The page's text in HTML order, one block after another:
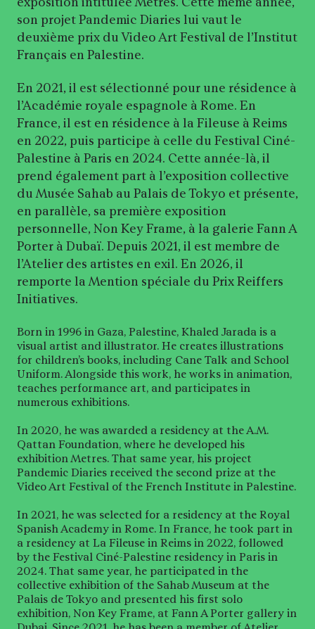
son projet Pandemic Diaries lui vaut le
deuxième prix du Video Art Festival de l’Institut
Français en Palestine.
En 2021, il est sélectionné pour une résidence à
l’Académie royale espagnole à Rome. En
France, il est en résidence à la Fileuse à Reims
en 2022, puis participe à celle du Festival Ciné-
Palestine à Paris en 2024. Cette année-là, il
prend également part à l’exposition collective
du Musée Sahab au Palais de Tokyo et présente,
en parallèle, sa première exposition
personnelle, Non Key Frame, à la galerie Fann A
Porter à Dubaï. Depuis 2021, il est membre de
l’Atelier des artistes en exil. En 2026, il
remporte la Mention spéciale du Prix Reiffers
Initiatives.
Born in 1996 in Gaza, Palestine, Khaled Jarada is a
visual artist and illustrator. He creates illustrations
for children’s books, including Cane Talk and School
Uniform. Alongside this work, he works in animation,
teaches performance art, and participates in
numerous exhibitions.
In 2020, he was awarded a residency at the A.M.
Qattan Foundation, where he developed his
exhibition Metres. That same year, his project
Pandemic Diaries received the second prize at the
Video Art Festival of the French Institute in Palestine.
In 2021, he was selected for a residency at the Royal
Spanish Academy in Rome. In France, he took part in
a residency at La Fileuse in Reims in 2022, followed
by the Festival Ciné-Palestine residency in Paris in
2024. That same year, he participated in the
collective exhibition of the Sahab Museum at the
Palais de Tokyo and presented his first solo
exhibition, Non Key Frame, at Fann A Porter gallery in